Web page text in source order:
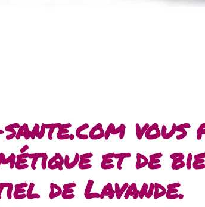
vous
et de
de Lavande.